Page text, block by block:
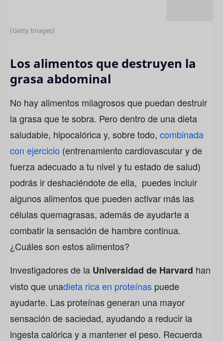
(Getty Images)
Los alimentos que destruyen la
grasa abdominal
No hay alimentos milagrosos que puedan destruir
la grasa que te sobra. Pero dentro de una dieta
saludable, hipocalórica y, sobre todo, combinada
con ejercicio (entrenamiento cardiovascular y de
fuerza adecuado a tu nivel y tu estado de salud)
podrás ir deshaciéndote de ella, puedes incluir
algunos alimentos que pueden activar más las
células quemagrasas, además de ayudarte a
combatir la sensación de hambre continua.
¿Cuáles son estos alimentos?
Investigadores de la Universidad de Harvard han
visto que unadieta rica en proteínas puede
ayudarte. Las proteínas generan una mayor
sensación de saciedad, ayudando a reducir la
ingesta calórica y a mantener el peso. Recuerda